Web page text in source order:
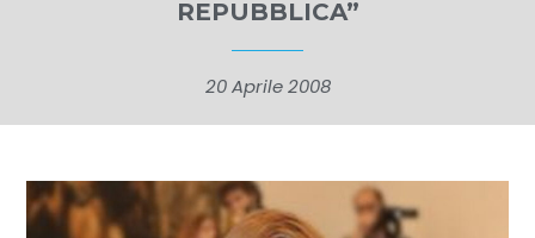
REPUBBLICA”
20 Aprile 2008